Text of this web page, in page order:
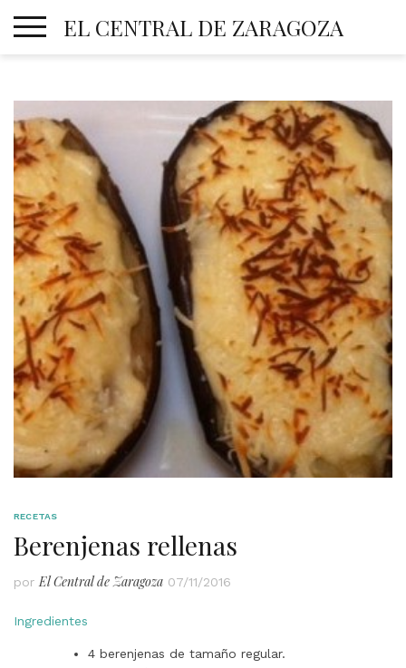
EL CENTRAL DE ZARAGOZA
RECETAS
Berenjenas rellenas
porEl Central de Zaragoza 07/11/2016
Ingredientes
4 berenjenas de tamaño regular.